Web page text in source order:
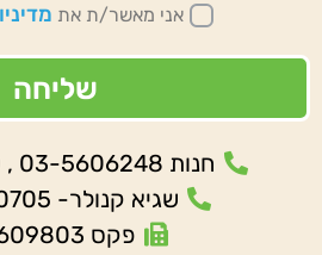
אני מאשר/ת את
שליחה
חנות 03-5606248 , 03-5660270
שגיא קנולר- 052-2530705
פקס 03-5609803